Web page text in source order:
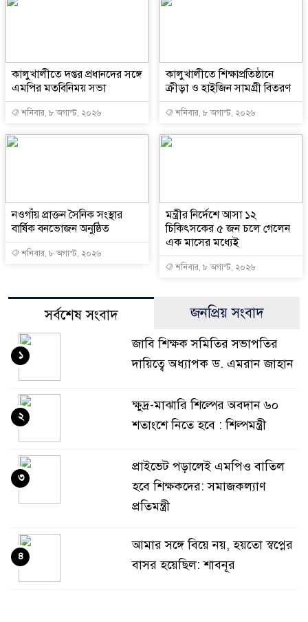
কালুখালীতে দপ্তর প্রধানদের সঙ্গে
এমপির মতবিনিময় সভা
শনিবার, ৮ অগাস্ট, ২০২৬
কালুখালীতে শিক্ষাপ্রতিষ্ঠানে
ক্রীড়া ও হাইজিন সামগ্রী বিতরণ
শনিবার, ৮ অগাস্ট, ২০২৬
নওগাঁয় প্রাক্তন সৈনিক সংস্থার
বার্ষিক বনভোজন অনুষ্ঠিত
শনিবার, ৮ অগাস্ট, ২০২৬
মন্ত্রীর নির্দেশে আসা ১২
চিকিৎসকের ৫ জন চলে গেলেন
এক মাসের মধ্যেই
শনিবার, ৮ অগাস্ট, ২০২৬
সর্বশেষ সংবাদ জনপ্রিয় সংবাদ
জাবি শিক্ষক সমিতির সভাপতির
দায়িত্বে অধ্যাপক ড. এমরান জাহান
১
ক্ষুদ্র-মাঝারি শিল্পের অবদান ৬০
শতাংশে নিতে হবে : শিল্পমন্ত্রী
২
প্রাইভেট পড়ালেই এমপিও বাতিল
হবে শিক্ষকদের: সমাজকল্যাণ
প্রতিমন্ত্রী
৩
আমার সঙ্গে বিয়ে নয়, হয়তো স্বপ্নের
বাসর হয়েছিল: শাবনূর
৪